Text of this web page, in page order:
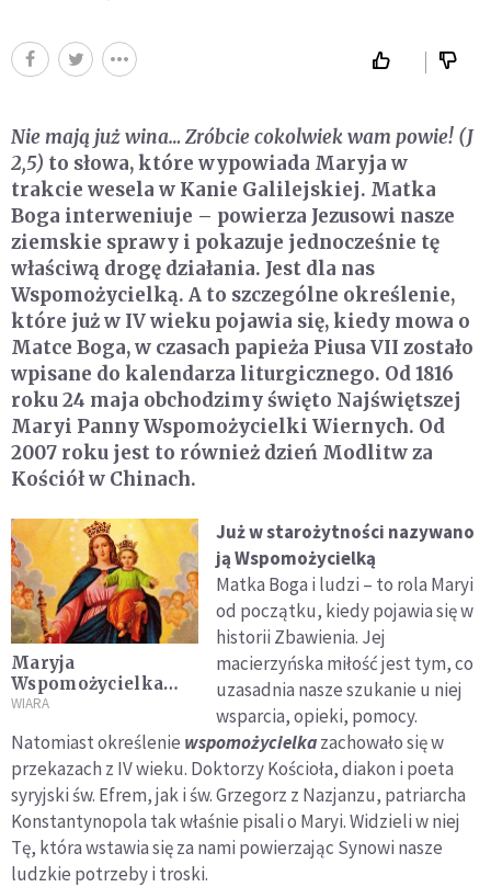
Nie mają już wina… Zróbcie cokolwiek wam powie! (J
2,5) to słowa, które wypowiada Maryja w
trakcie wesela w Kanie Galilejskiej. Matka
Boga interweniuje – powierza Jezusowi nasze
ziemskie sprawy i pokazuje jednocześnie tę
właściwą drogę działania. Jest dla nas
Wspomożycielką. A to szczególne określenie,
które już w IV wieku pojawia się, kiedy mowa o
Matce Boga, w czasach papieża Piusa VII zostało
wpisane do kalendarza liturgicznego. Od 1816
roku 24 maja obchodzimy święto Najświętszej
Maryi Panny Wspomożycielki Wiernych. Od
2007 roku jest to również dzień Modlitw za
Kościół w Chinach.
Maryja
Wspomożycielka
Wiernych
WIARA
Już w starożytności nazywano
ją Wspomożycielką
Matka Boga i ludzi – to rola Maryi
od początku, kiedy pojawia się w
historii Zbawienia. Jej
macierzyńska miłość jest tym, co
uzasadnia nasze szukanie u niej
wsparcia, opieki, pomocy.
Natomiast określenie wspomożycielkazachowało się w
przekazach z IV wieku. Doktorzy Kościoła, diakon i poeta
syryjski św. Efrem, jak i św. Grzegorz z Nazjanzu, patriarcha
Konstantynopola tak właśnie pisali o Maryi. Widzieli w niej
Tę, która wstawia się za nami powierzając Synowi nasze
ludzkie potrzeby i troski.